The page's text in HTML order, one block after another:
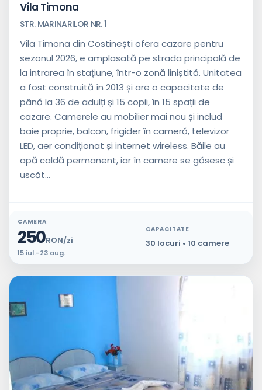
Vila Timona
STR. MARINARILOR NR. 1
Vila Timona din Costinești ofera cazare pentru
sezonul 2026, e amplasată pe strada principală de
la intrarea în stațiune, într-o zonă liniștită. Unitatea
a fost construită în 2013 și are o capacitate de
până la 36 de adulți și 15 copii, în 15 spații de
cazare. Camerele au mobilier mai nou și includ
baie proprie, balcon, frigider în cameră, televizor
LED, aer condiționat și internet wireless. Băile au
apă caldă permanent, iar în camere se găsesc și
uscăt...
CAMERA
250RON/zi
15 iul.-23 aug.
CAPACITATE
30 locuri • 10 camere